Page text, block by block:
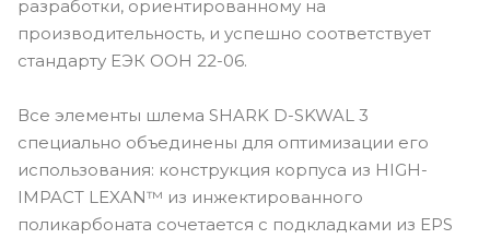
разработки, ориентированному на
производительность, и успешно соответствует
стандарту ЕЭК ООН 22-06.
Все элементы шлема SHARK D-SKWAL 3
специально объединены для оптимизации его
использования: конструкция корпуса из HIGH-
IMPACT LEXAN™ из инжектированного
поликарбоната сочетается с подкладками из EPS